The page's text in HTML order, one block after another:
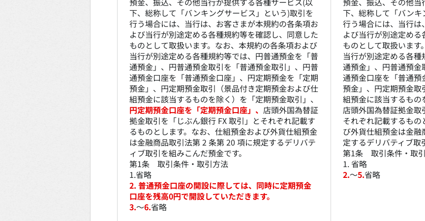
下、総称して「バンキングサービス」という)取引を
行う場合には、当行は、お客さまが本規約の各条項お
よび当行が別途定める各種規約等を確認し、同意した
ものとして取扱います。なお、本規約の各条項および
当行が別途定める各種規約等では、円普通預金を「普
通預金」、円普通預金取引を「普通預金取引」、円普
通預金口座を「普通預金口座」、円定期預金を「定期
預金」、円定期預金取引（景品付き定期預金および仕
組預金に該当するものを除く）を「定期預金取引」、
円定期預金口座を「定期預金口座」、 店頭外国為替証
拠金取引を「じぶん銀行 FX 取引」とそれぞれ記載す
るものとします。なお、仕組預金および外貨仕組預金
は金融商品取引法第 2 条第 20 項に規定するデリバテ
ィブ取引を組みこんだ預金です。
第1条 取引条件・取引方法
1.省略
2. 普通預金口座の開設に際しては、同時に定期預金
口座を残高0円で開設していただきます。
3.～6.省略
下、総称して「バン
行う場合には、当行
よび当行が別途定め
ものとして取扱いま
当行が別途定める各
通預金」、円普通預
通預金口座を「普通
預金」、円定期預金
組預金に該当するもの
店頭外国為替証拠金取
それぞれ記載するもの
び外貨仕組預金は金
定するデリバティブ取
第1条 取引条件・取
1. 省略
2.～5.省略